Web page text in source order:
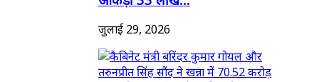
जुलाई 29, 2026